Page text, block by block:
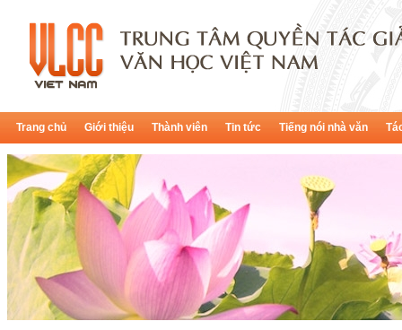
Trang chủ Giới thiệu Thành viên Tin tức Tiếng nói nhà văn